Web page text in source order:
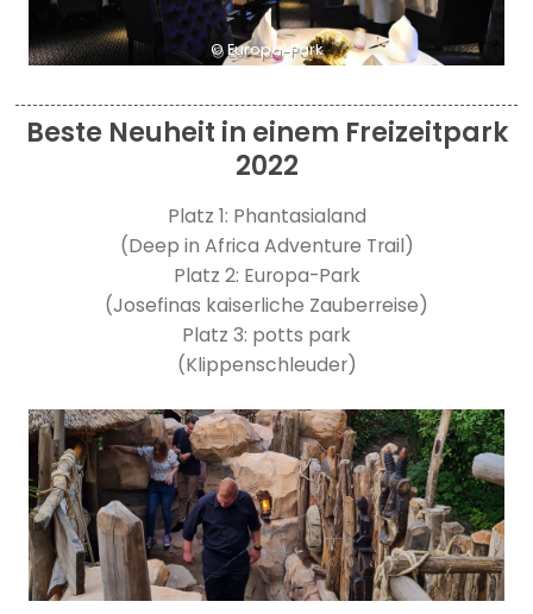
© Europa-Park
Beste Neuheit in einem Freizeitpark
2022
Platz 1: Phantasialand
(Deep in Africa Adventure Trail)
Platz 2: Europa-Park
(Josefinas kaiserliche Zauberreise)
Platz 3: potts park
(Klippenschleuder)